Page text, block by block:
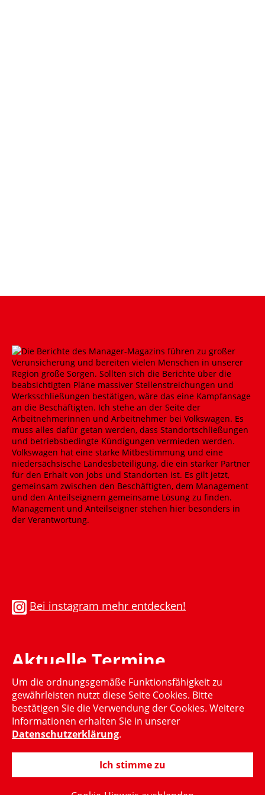
Bei instagram mehr entdecken!
Aktuelle Termine
Momentan gibt es keinen aktuellen Termin
Um die ordnungsgemäße Funktionsfähigkeit zu
gewährleisten nutzt diese Seite Cookies. Bitte
bestätigen Sie die Verwendung der Cookies. Weitere
Informationen erhalten Sie in unserer
Datenschutzerklärung.
Ich stimme zu